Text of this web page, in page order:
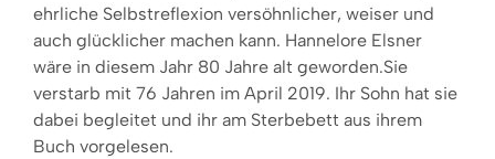
ehrliche Selbstreflexion versöhnlicher, weiser und
auch glücklicher machen kann. Hannelore Elsner
wäre in diesem Jahr 80 Jahre alt geworden.Sie
verstarb mit 76 Jahren im April 2019. Ihr Sohn hat sie
dabei begleitet und ihr am Sterbebett aus ihrem
Buch vorgelesen.